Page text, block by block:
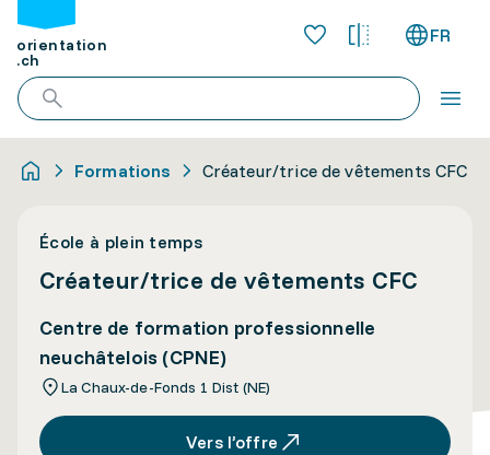
orientation
.ch
FR
Formations Créateur/trice de vêtements CFC
École à plein temps
Créateur/trice de vêtements CFC
Centre de formation professionnelle
neuchâtelois (CPNE)
La Chaux-de-Fonds 1 Dist (NE)
Vers l’offre